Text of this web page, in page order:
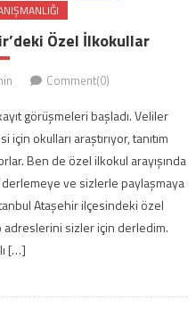
Özel İlkokullar
Comment(0)
görüşmeleri başladı. Veliler
okulları araştırıyor, tanıtım
Ben de özel ilkokul arayışında
ve sizlerle paylaşmaya
Ataşehir ilçesindeki özel
sizler için derledim.
[…]